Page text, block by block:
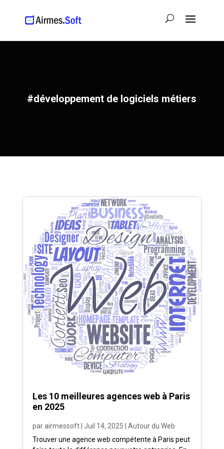
#développement de logiciels métiers
Les 10 meilleures agences web à Paris
en 2025
parairmessoft| Juil 14, 2025
Autour du Web
Trouver une agence web compétente à Paris peut